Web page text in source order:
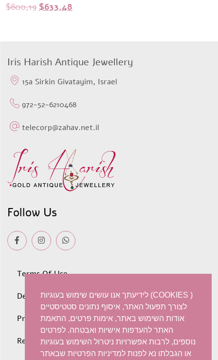
$800,19 Original
$633,48
Iris Harish Antique Jewellery
15a Sirkin Givatayim, Israel
972-52-6210468
telecorp@zahav.net.il
Follow Us
Terms Of Use
Deliveries
Privacy policy
Refunds and Exchanges
לידיעתך אנו עושים שימוש בעוגיות (COOKIES )
לצורך תפעול האתר, איסוף נתונים סטטיסטיים
אודות השימוש באתר, אימות פרטים, התאמת
האתר להעדפות אישיות ואבטחה. לפרטים
נוספים, לרבות אפשרויות ניטרול השימוש בעוגיות
או הגבלתו נא לפנות למדיניות הפרטיות שבאתר